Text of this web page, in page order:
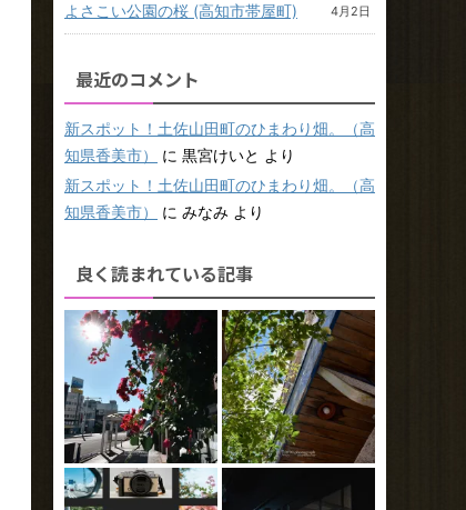
よさこい公園の桜 (高知市帯屋町)
4月2日
最近のコメント
新スポット！土佐山田町のひまわり畑。（高
知県香美市）
に 黒宮けいと より
新スポット！土佐山田町のひまわり畑。（高
知県香美市）
に みなみ より
良く読まれている記事